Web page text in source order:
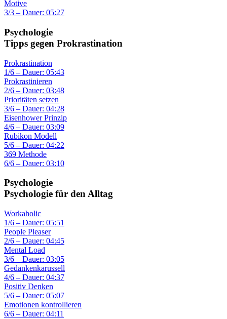
Motive
3/3 – Dauer: 05:27
Psychologie
Tipps gegen Prokrastination
Prokrastination
1/6 – Dauer: 05:43
Prokrastinieren
2/6 – Dauer: 03:48
Prioritäten setzen
3/6 – Dauer: 04:28
Eisenhower Prinzip
4/6 – Dauer: 03:09
Rubikon Modell
5/6 – Dauer: 04:22
369 Methode
6/6 – Dauer: 03:10
Psychologie
Psychologie für den Alltag
Workaholic
1/6 – Dauer: 05:51
People Pleaser
2/6 – Dauer: 04:45
Mental Load
3/6 – Dauer: 03:05
Gedankenkarussell
4/6 – Dauer: 04:37
Positiv Denken
5/6 – Dauer: 05:07
Emotionen kontrollieren
6/6 – Dauer: 04:11